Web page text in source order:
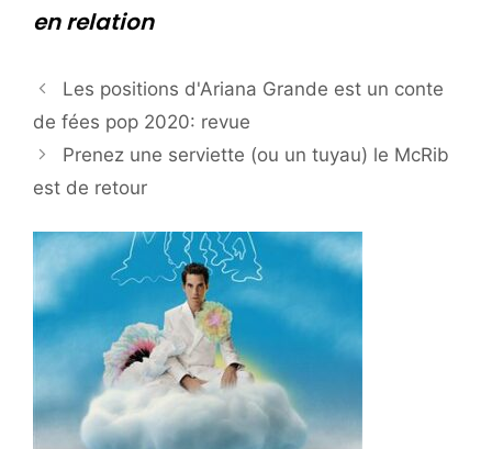
en relation
Les positions d'Ariana Grande est un conte
de fées pop 2020: revue
Prenez une serviette (ou un tuyau) le McRib
est de retour